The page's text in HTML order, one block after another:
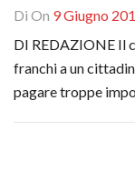
Di On 9 Giugno
DI REDAZIONE Il
franchi a un
pagare troppe